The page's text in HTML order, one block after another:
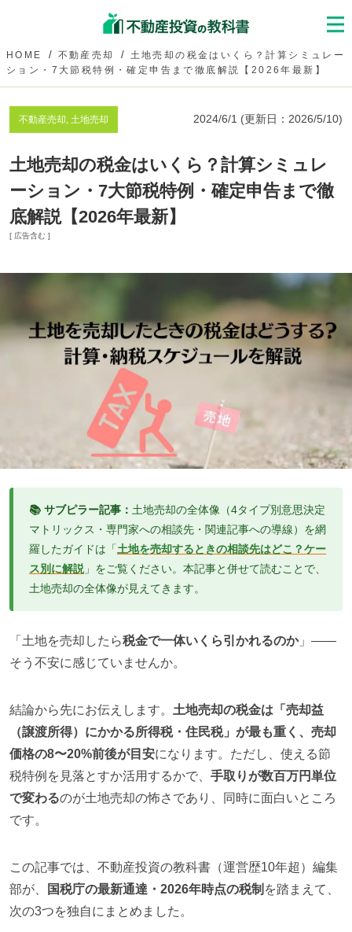
HOME 不動産売却
土地売却の税金はいくら？計算シミュレー
ション・7大節税特例・確定申告まで徹底解説【2026年最新】
不動産売却, 土地売却 2024/6/1 (更新日： 2026/5/10)
土地売却の税金はいくら？計算シミュレ
ーション・7大節税特例・確定申告まで徹
底解説【2026年最新】
[ 広告含む ]
📚 サブピラー記事： 土地売却の全体像（4タイプ別意思決定
マトリックス・専門家への相談先・関連記事への導線）を網
羅したガイドは「土地を売却するときの相談先はどこ？ケー
ス別に解説 」をご覧ください。本記事と併せて読むことで、
土地売却の全体像が見えてきます。
「土地を売却したら税金で一体いくら引かれるのか」——
そう不安に感じていませんか。
結論から先にお伝えします。 土地売却の税金は「売却益
（譲渡所得）にかかる所得税・住民税」が最も重く、売却
価格の8〜20%前後が目安になります。ただし、使える節
税特例を見落とすか活用するかで、 手取りが数百万円単位
で変わるのが土地売却の怖さであり、同時に面白いところ
です。
この記事では、不動産投資の教科書（運営歴10年超）編集
部が、
国税庁の最新通達・2026年時点の税制 を踏まえて、
次の3つを独自にまとめました。